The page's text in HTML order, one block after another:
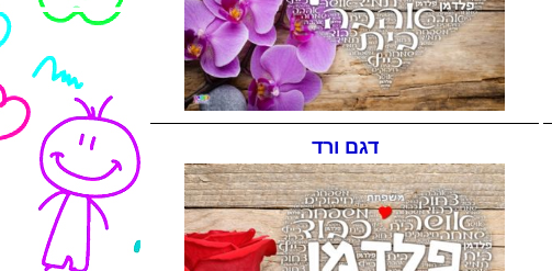
דגם ורד